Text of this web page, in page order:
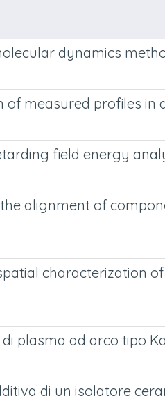
dynamics
measured profiles in
field energy
alignment of
characterization of
plasma ad arco tipo
di un isolatore